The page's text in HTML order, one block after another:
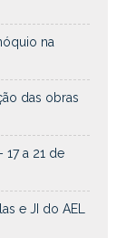
na
das obras
17 a 21 de
e JI do AEL